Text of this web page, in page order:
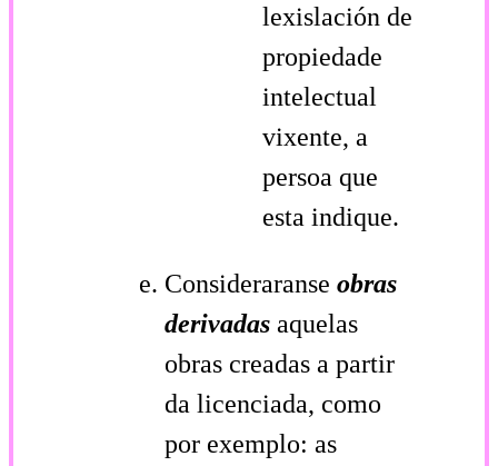
lexislación de
propiedade
intelectual
vixente, a
persoa que
esta indique.
Consideraranse obras
derivadas aquelas
obras creadas a partir
da licenciada, como
por exemplo: as